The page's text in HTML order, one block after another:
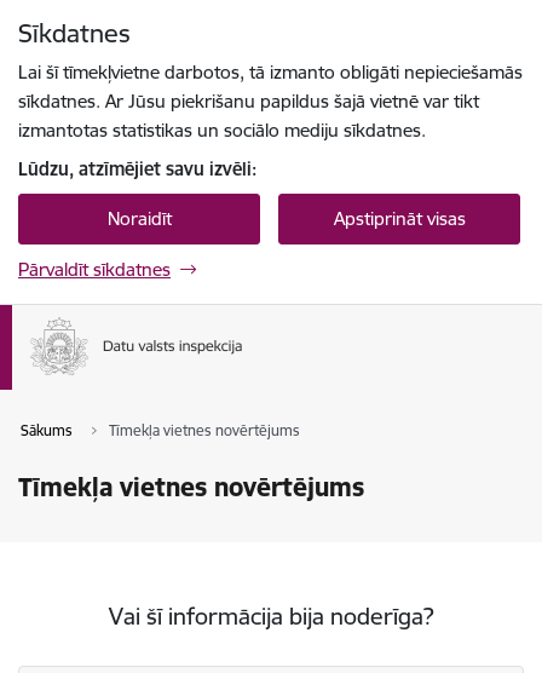
Sīkdatnes
Lai šī tīmekļvietne darbotos, tā izmanto obligāti nepieciešamās
sīkdatnes. Ar Jūsu piekrišanu papildus šajā vietnē var tikt
izmantotas statistikas un sociālo mediju sīkdatnes.
Lūdzu, atzīmējiet savu izvēli:
Noraidīt Apstiprināt visas
Pārvaldīt sīkdatnes
Sākums Tīmekļa vietnes novērtējums
Tīmekļa vietnes novērtējums
Vai šī informācija bija noderīga?